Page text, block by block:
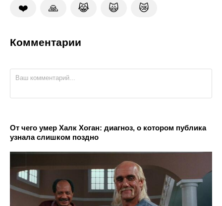
❤️ 🙏 😹 🙀 😿
Комментарии
От чего умер Халк Хоган: диагноз, о котором публика
узнала слишком поздно